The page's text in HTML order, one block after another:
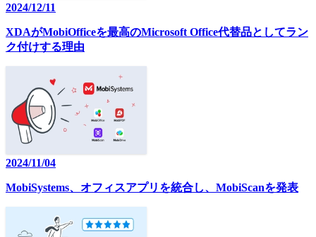
2024/12/11
XDAがMobiOfficeを最高のMicrosoft Office代替品としてラン
ク付けする理由
2024/11/04
MobiSystems、オフィスアプリを統合し、MobiScanを発表